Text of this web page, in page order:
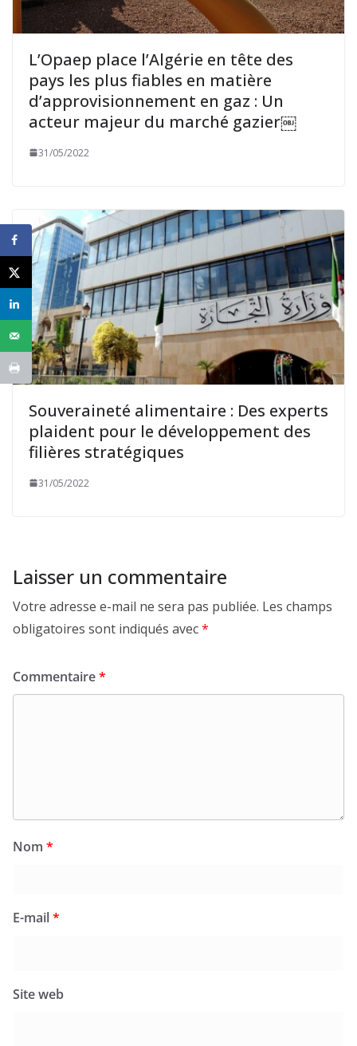
L’Opaep place l’Algérie en tête des
pays les plus fiables en matière
d’approvisionnement en gaz : Un
acteur majeur du marché gazier￼
31/05/2022
Souveraineté alimentaire : Des experts
plaident pour le développement des
filières stratégiques
31/05/2022
Laisser un commentaire
Votre adresse e-mail ne sera pas publiée. Les champs
obligatoires sont indiqués avec*
Commentaire*
Nom *
E-mail*
Site web